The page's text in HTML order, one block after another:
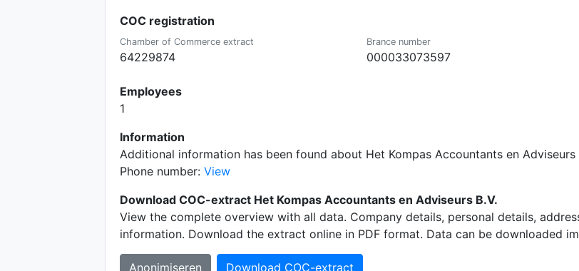
COC registration
Chamber of Commerce extract
64229874
Brance number
000033073597
Employees
1
Information
Additional information has been found about Het Kompas Accountants en Adviseurs
Phone number: View
Download COC-extract Het Kompas Accountants en Adviseurs B.V.
View the complete overview with all data. Company details, personal details,
information. Download the extract online in PDF format. Data can be downloaded
Anonimiseren Download COC-extract